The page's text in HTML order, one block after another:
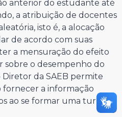
anterior do estudante até
a atribuição de docentes
isto é, a alocação
de acordo com suas
a mensuração do efeito
sobre o desempenho do
da SAEB permite
fornecer a informação
ao se formar uma turma e